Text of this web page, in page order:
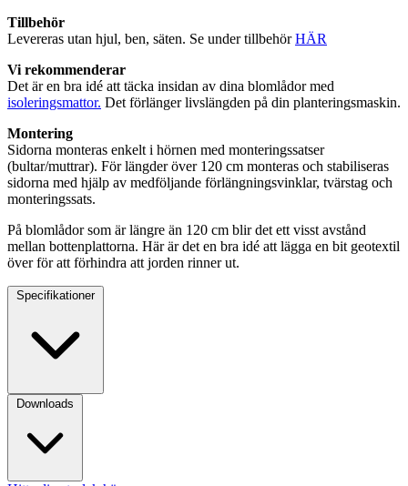
Tillbehör
Levereras utan hjul, ben, säten. Se under tillbehörHÄR
Vi rekommenderar
Det är en bra idé att täcka insidan av dina blomlådor med
isoleringsmattor. Det förlänger livslängden på din planteringsmaskin.
Montering
Sidorna monteras enkelt i hörnen med monteringssatser
(bultar/muttrar). För längder över 120 cm monteras och stabiliseras
sidorna med hjälp av medföljande förlängningsvinklar, tvärstag och
monteringssats.
På blomlådor som är längre än 120 cm blir det ett visst avstånd
mellan bottenplattorna. Här är det en bra idé att lägga en bit geotextil
över för att förhindra att jorden rinner ut.
Specifikationer
Downloads